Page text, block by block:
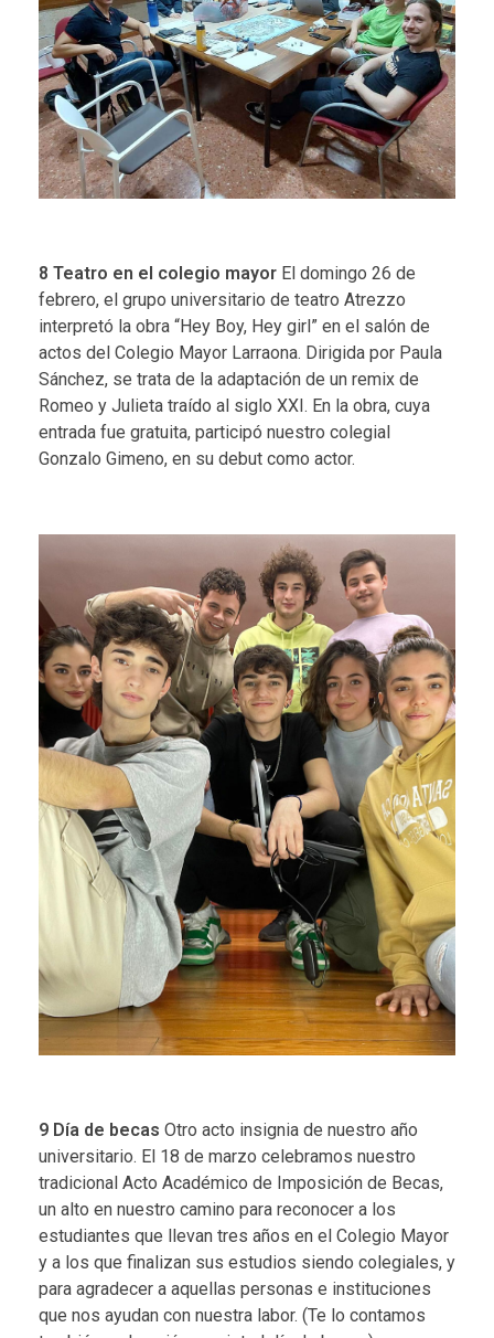
8 Teatro en el colegio mayor El domingo 26 de
febrero, el grupo universitario de teatro Atrezzo
interpretó la obra “Hey Boy, Hey girl” en el salón de
actos del Colegio Mayor Larraona. Dirigida por Paula
Sánchez, se trata de la adaptación de un remix de
Romeo y Julieta traído al siglo XXI. En la obra, cuya
entrada fue gratuita, participó nuestro colegial
Gonzalo Gimeno, en su debut como actor.
9 Día de becas Otro acto insignia de nuestro año
universitario. El 18 de marzo celebramos nuestro
tradicional Acto Académico de Imposición de Becas,
un alto en nuestro camino para reconocer a los
estudiantes que llevan tres años en el Colegio Mayor
y a los que finalizan sus estudios siendo colegiales, y
para agradecer a aquellas personas e instituciones
que nos ayudan con nuestra labor. (Te lo contamos